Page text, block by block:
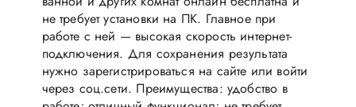
не требует установки на ПК. Главное при
работе с ней — высокая скорость интернет-
подключения. Для сохранения результата
нужно зарегистрироваться на сайте или войти
через соц.сети. Преимущества: удобство в